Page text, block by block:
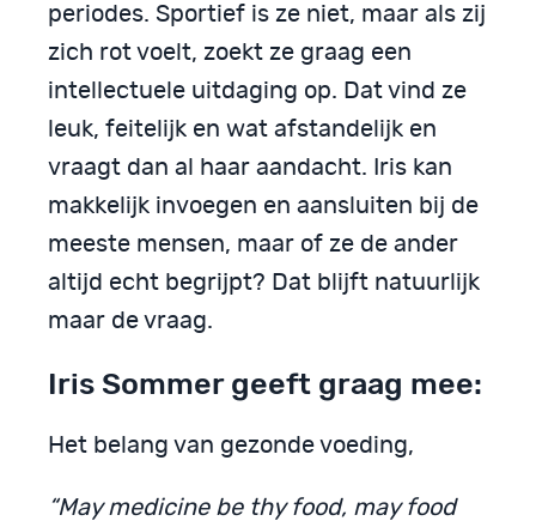
periodes. Sportief is ze niet, maar als zij
zich rot voelt, zoekt ze graag een
intellectuele uitdaging op. Dat vind ze
leuk, feitelijk en wat afstandelijk en
vraagt dan al haar aandacht. Iris kan
makkelijk invoegen en aansluiten bij de
meeste mensen, maar of ze de ander
altijd echt begrijpt? Dat blijft natuurlijk
maar de vraag.
Iris Sommer geeft graag mee:
Het belang van gezonde voeding,
“May medicine be thy food, may food